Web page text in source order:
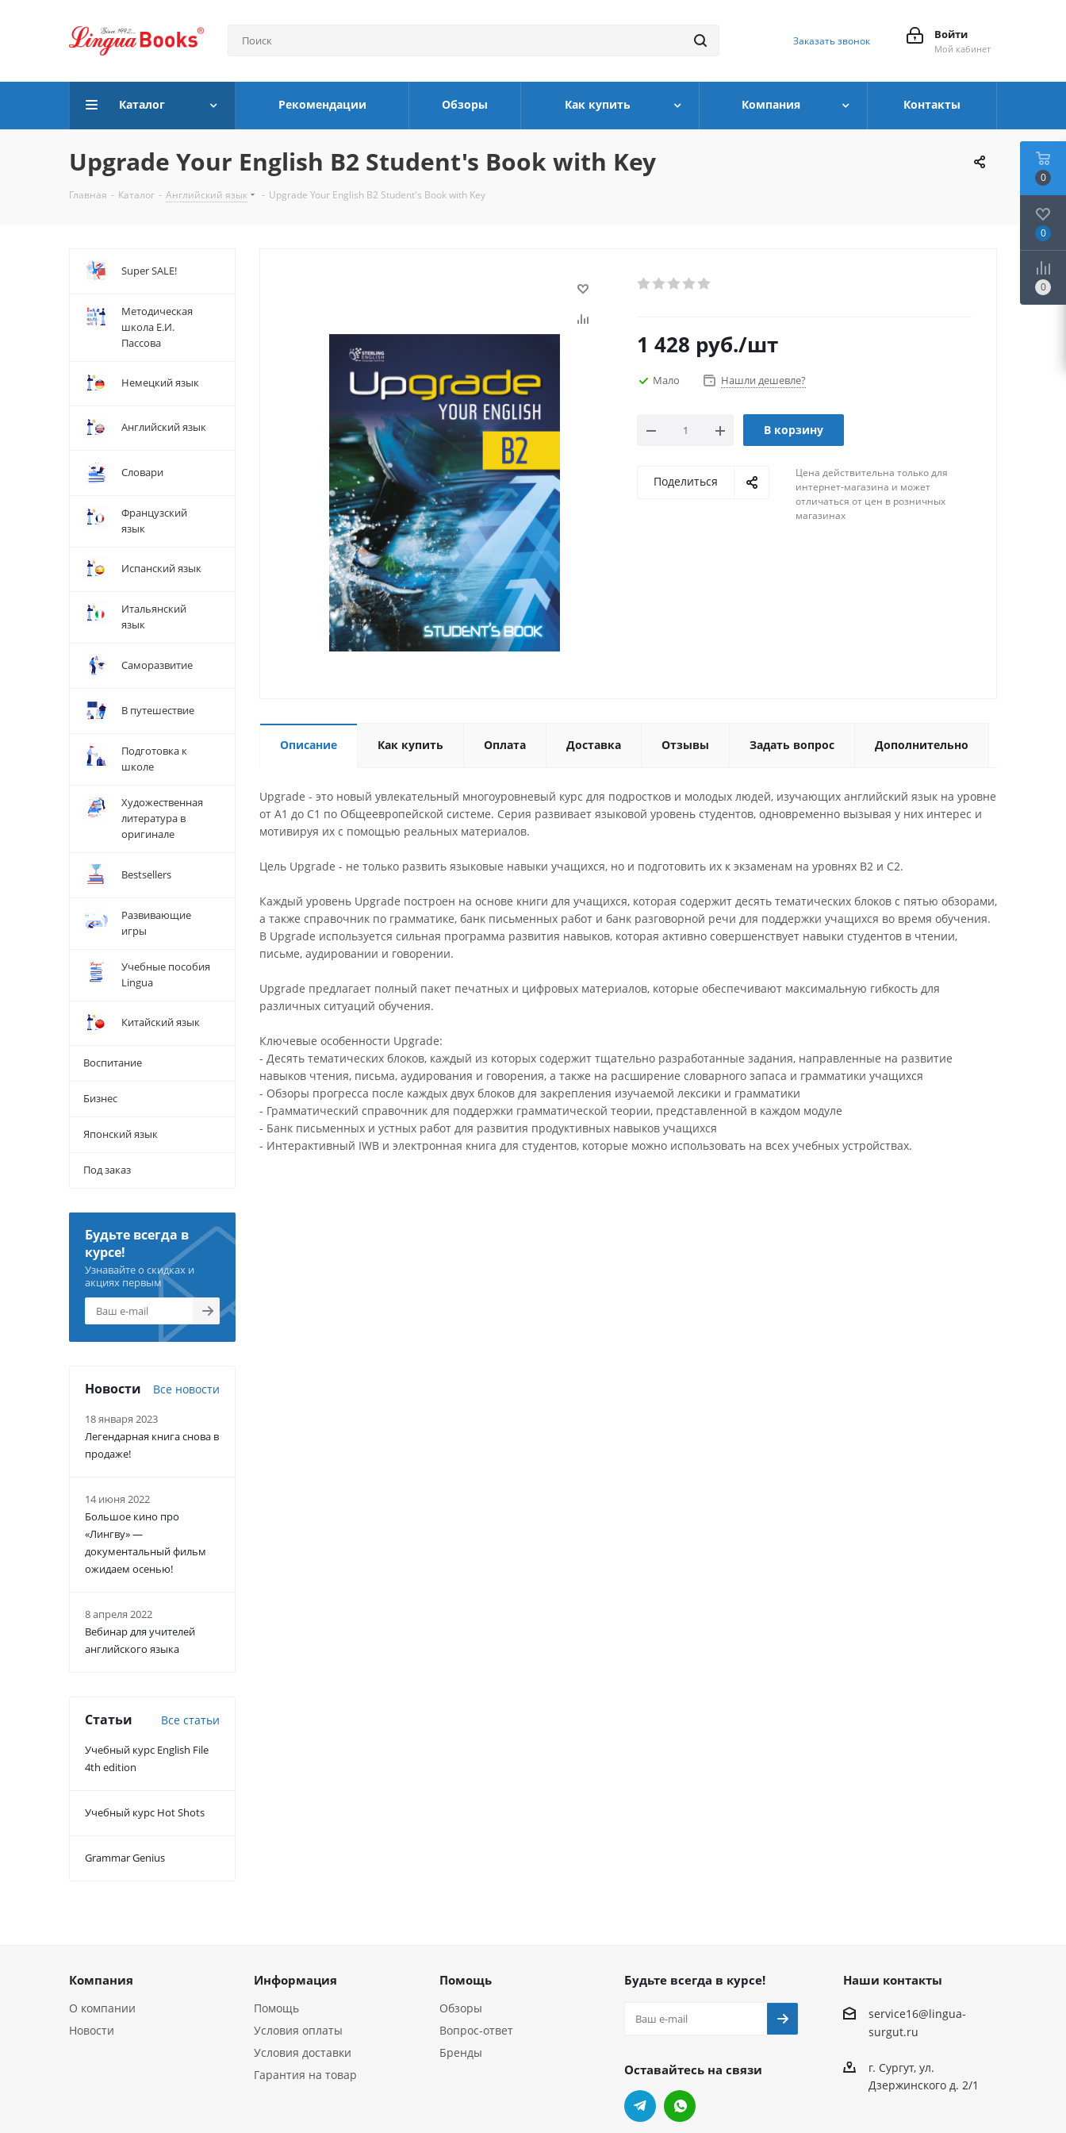
Войти
Мой кабинет
Заказать звонок
Каталог Рекомендации Обзоры Как купить Компания Контакты
Upgrade Your English B2 Student's Book with Key
Главная - Каталог - Английский язык - Upgrade Your English B2 Student's Book with Key
1 428 руб./шт
Мало Нашли дешевле?
В корзину
Поделиться
Цена действительна только для
интернет-магазина и может
отличаться от цен в розничных
магазинах
Описание Как купить Оплата Доставка Отзывы Задать вопрос Дополнительно
Upgrade - это новый увлекательный многоуровневый курс для подростков и молодых людей, изучающих английский язык на уровне
от A1 до C1 по Общеевропейской системе. Серия развивает языковой уровень студентов, одновременно вызывая у них интерес и
мотивируя их с помощью реальных материалов.
Цель Upgrade - не только развить языковые навыки учащихся, но и подготовить их к экзаменам на уровнях B2 и C2.
Каждый уровень Upgrade построен на основе книги для учащихся, которая содержит десять тематических блоков с пятью обзорами,
а также справочник по грамматике, банк письменных работ и банк разговорной речи для поддержки учащихся во время обучения.
В Upgrade используется сильная программа развития навыков, которая активно совершенствует навыки студентов в чтении,
письме, аудировании и говорении.
Upgrade предлагает полный пакет печатных и цифровых материалов, которые обеспечивают максимальную гибкость для
различных ситуаций обучения.
Ключевые особенности Upgrade:
- Десять тематических блоков, каждый из которых содержит тщательно разработанные задания, направленные на развитие
навыков чтения, письма, аудирования и говорения, а также на расширение словарного запаса и грамматики учащихся
- Обзоры прогресса после каждых двух блоков для закрепления изучаемой лексики и грамматики
- Грамматический справочник для поддержки грамматической теории, представленной в каждом модуле
- Банк письменных и устных работ для развития продуктивных навыков учащихся
- Интерактивный IWB и электронная книга для студентов, которые можно использовать на всех учебных устройствах.
Super SALE!
Методическая
школа Е.И.
Пассова
Немецкий язык
Английский язык
Словари
Французский
язык
Испанский язык
Итальянский
язык
Саморазвитие
В путешествие
Подготовка к
школе
Художественная
литература в
оригинале
Bestsellers
Развивающие
игры
Учебные пособия
Lingua
Китайский язык
Воспитание
Бизнес
Японский язык
Под заказ
Будьте всегда в
курсе!
Узнавайте о скидках и
акциях первым
Новости Все новости
18 января 2023
Легендарная книга снова в
продаже!
14 июня 2022
Большое кино про
«Лингву» —
документальный фильм
ожидаем осенью!
8 апреля 2022
Вебинар для учителей
английского языка
Статьи Все статьи
Учебный курс English File
4th edition
Учебный курс Hot Shots
Grammar Genius
Компания
О компании
Новости
Информация
Помощь
Условия оплаты
Условия доставки
Гарантия на товар
Помощь
Обзоры
Вопрос-ответ
Бренды
Будьте всегда в курсе!
Оставайтесь на связи
Наши контакты
service16@lingua-
surgut.ru
г. Сургут,ул.
Дзержинского д. 2/1
0
0
0